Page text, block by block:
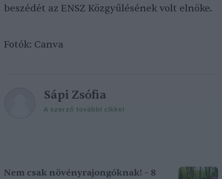
beszédét az ENSZ Közgyűlésének volt elnöke.
Fotók: Canva
Sápi Zsófia
A szerző további cikkei
Nem csak növényrajongóknak! – 8